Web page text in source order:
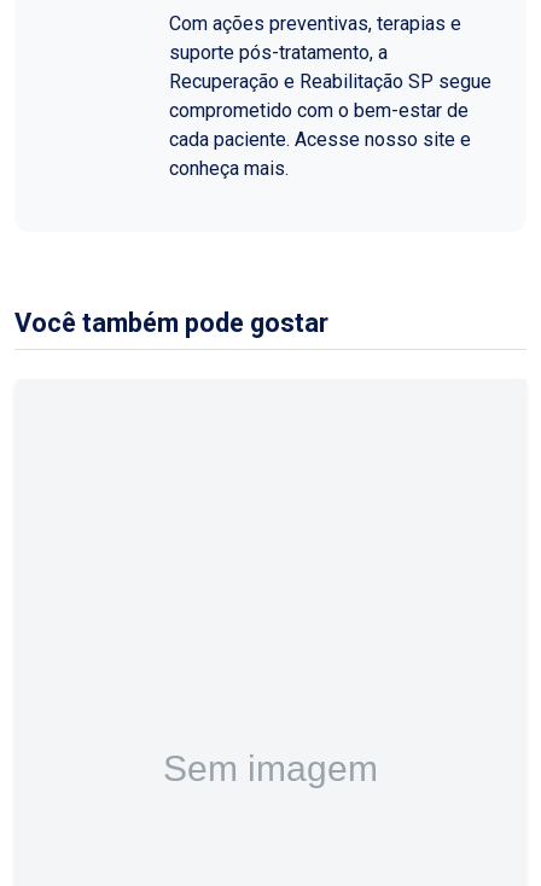
Com ações preventivas, terapias e
suporte pós-tratamento, a
Recuperação e Reabilitação SP segue
comprometido com o bem-estar de
cada paciente. Acesse nosso site e
conheça mais.
Você também pode gostar